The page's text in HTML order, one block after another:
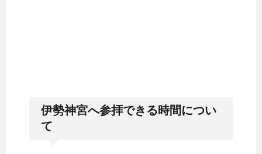
伊勢神宮へ参拝できる時間につい
て